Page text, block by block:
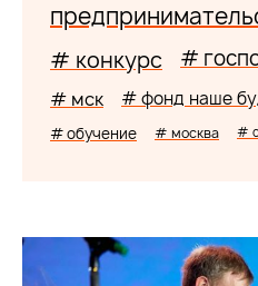
# конкурс #
# мск # фонд наше
# обучение # москва #